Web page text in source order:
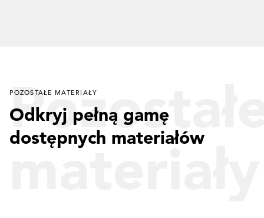
materiały
POZOSTAŁE MATERIAŁY
Odkryj pełną gamę
dostępnych materiałów